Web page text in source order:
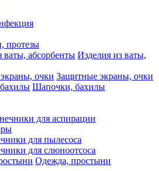
протезы
Изделия из ваты,
Защитные экраны, очки
Шапочки, бахилы
для аспирации
для пылесоса
для слюноотсоса
Одежда, простыни